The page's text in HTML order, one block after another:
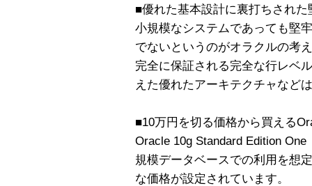
■優れた基本設計に裏打ちされ
小規模なシステムであっても堅
でないというのがオラクルの考
完全に保証される完全な行レベ
えた優れたアーキテクチャなど
■10万円を切る価格から買える
Oracle 10g Standard Edition
規模データベースでの利用を想
な価格が設定されています。